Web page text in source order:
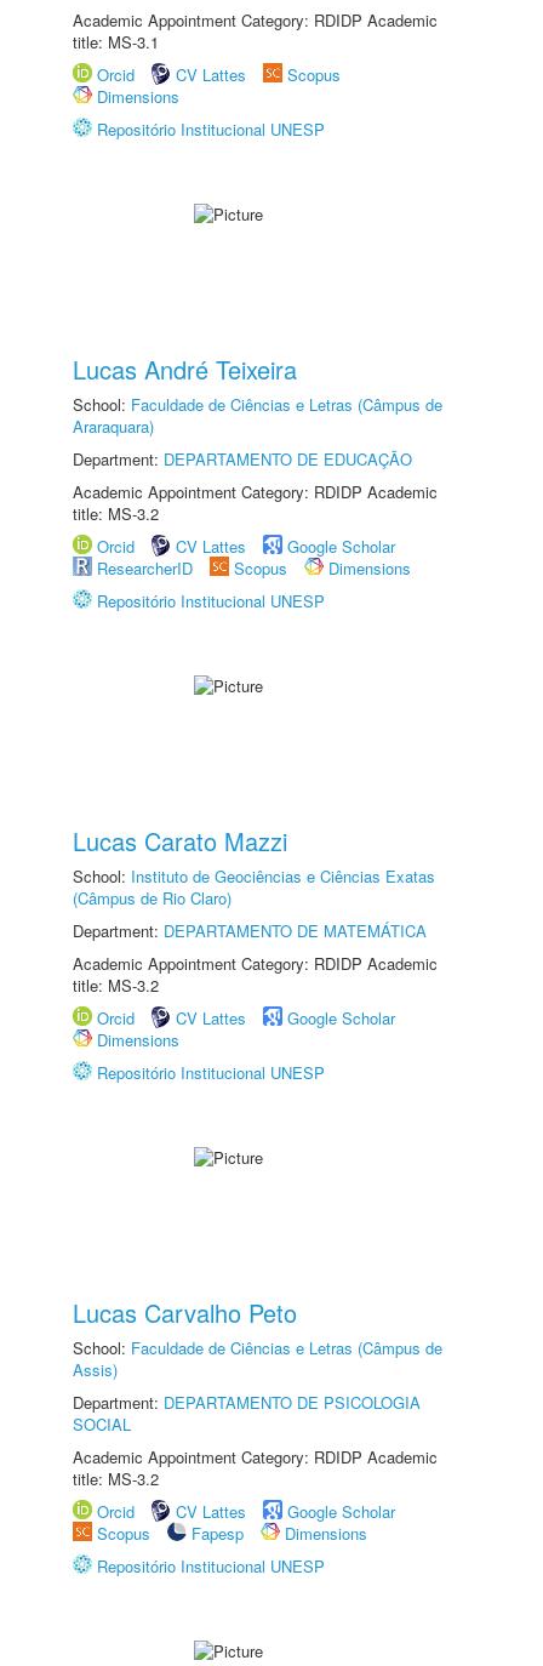
Academic Appointment Category: RDIDP Academic
title: MS-3.1
Orcid
CV Lattes
Scopus
Dimensions
Repositório Institucional UNESP
Lucas André Teixeira
School: Faculdade de Ciências e Letras (Câmpus de
Araraquara)
Department: DEPARTAMENTO DE EDUCAÇÃO
Academic Appointment Category: RDIDP Academic
title: MS-3.2
Orcid
CV Lattes
Google Scholar
ResearcherID
Scopus
Dimensions
Repositório Institucional UNESP
Lucas Carato Mazzi
School: Instituto de Geociências e Ciências Exatas
(Câmpus de Rio Claro)
Department: DEPARTAMENTO DE MATEMÁTICA
Academic Appointment Category: RDIDP Academic
title: MS-3.2
Orcid
CV Lattes
Google Scholar
Dimensions
Repositório Institucional UNESP
Lucas Carvalho Peto
School: Faculdade de Ciências e Letras (Câmpus de
Assis)
Department: DEPARTAMENTO DE PSICOLOGIA
SOCIAL
Academic Appointment Category: RDIDP Academic
title: MS-3.2
Orcid
CV Lattes
Google Scholar
Scopus
Fapesp
Dimensions
Repositório Institucional UNESP